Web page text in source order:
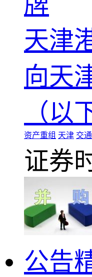
天津
向天
（
资产重组 天津 交
证券
公告